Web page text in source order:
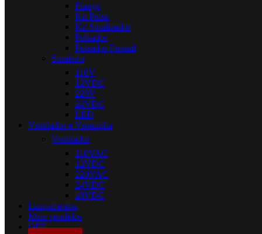
Flange
Kit Pulso
Kit Sinalizador
Pulsador
Pulsador Frontal
Sinaleiro
110V
12VDC
220V
24VDC
LED
Ventilador e Ventuinha
Ventilador
110VAC
12VDC
220VAC
24VDC
48VDC
Lançamentos
Mais vendidos
OFF